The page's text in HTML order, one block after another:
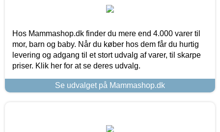
Hos Mammashop.dk finder du mere end 4.000 varer til
mor, barn og baby. Når du køber hos dem får du hurtig
levering og adgang til et stort udvalg af varer, til skarpe
priser. Klik her for at se deres udvalg.
Se udvalget på Mammashop.dk